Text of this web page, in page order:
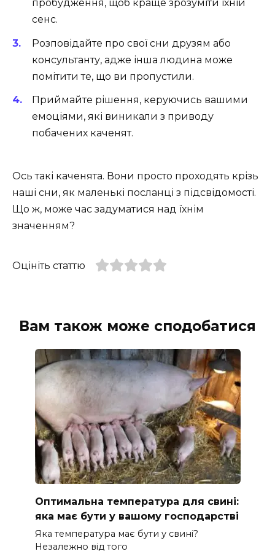
пробудження, щоб краще зрозуміти їхній
сенс.
Розповідайте про свої сни друзям або
консультанту, адже інша людина може
помітити те, що ви пропустили.
Приймайте рішення, керуючись вашими
емоціями, які виникали з приводу
побачених каченят.
Ось такі каченята. Вони просто проходять крізь
наші сни, як маленькі посланці з підсвідомості.
Що ж, може час задуматися над їхнім
значенням?
Оцініть статтю
Вам також може сподобатися
Оптимальна температура для свині:
яка має бути у вашому господарстві
Яка температура має бути у свині?
Незалежно від того